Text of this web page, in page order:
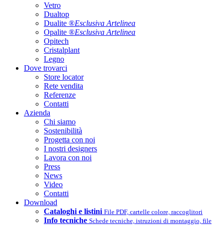
Vetro
Dualtop
Dualite ®Esclusiva Artelinea
Opalite ®Esclusiva Artelinea
Opitech
Cristalplant
Legno
Dove trovarci
Store locator
Rete vendita
Referenze
Contatti
Azienda
Chi siamo
Sostenibilità
Progetta con noi
I nostri designers
Lavora con noi
Press
News
Video
Contatti
Download
Cataloghi e listini File PDF, cartelle colore, raccoglitori
Info tecniche Schede tecniche, istruzioni di montaggio, file